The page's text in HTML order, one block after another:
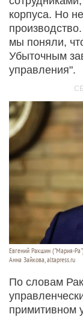
корпуса. Но
мы поняли,
Убыточным
управления".
Евгений Ракшин ("Мария-
Анна Зайкова, altapress.ru
По словам
примитивном